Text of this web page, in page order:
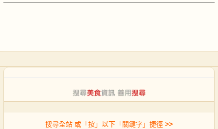
搜尋全站 或「按」以下「關鍵字」捷徑 >>